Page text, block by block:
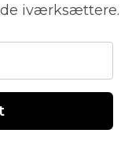
iværksættere.